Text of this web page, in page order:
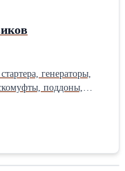
генераторы,
поддоны,
интеркуллеры,
гуры, балк и
воздушные краны,
на эти авто.
возможна